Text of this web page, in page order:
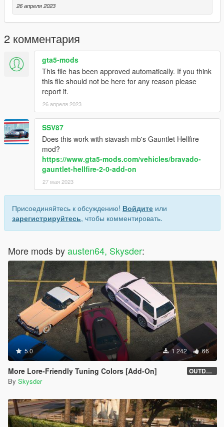
26 апреля 2023
2 комментария
gta5-mods
This file has been approved automatically. If you think
this file should not be here for any reason please
report it.
26 апреля 2023
SSV87
Does this work with siavash mb's Gauntlet Hellfire
mod?
https://www.gta5-mods.com/vehicles/bravado-
gauntlet-hellfire-2-0-add-on
27 мая 2023
Присоединяйтесь к обсуждению! Войдите или
зарегистрируйтесь, чтобы комментировать.
More mods byausten64, Skysder:
5.0 1 242 66
More Lore-Friendly Tuning Colors [Add-On] OUTDATED
By Skysder